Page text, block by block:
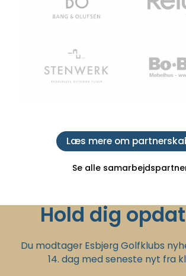
Læs mere om
Se alle
Hold dig
Du modtager Esbjerg Golfklubs
14. dag med seneste nyt fra